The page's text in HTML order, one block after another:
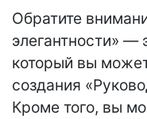
Обратите
элегантности» —
который вы
создания
Кроме того, вы